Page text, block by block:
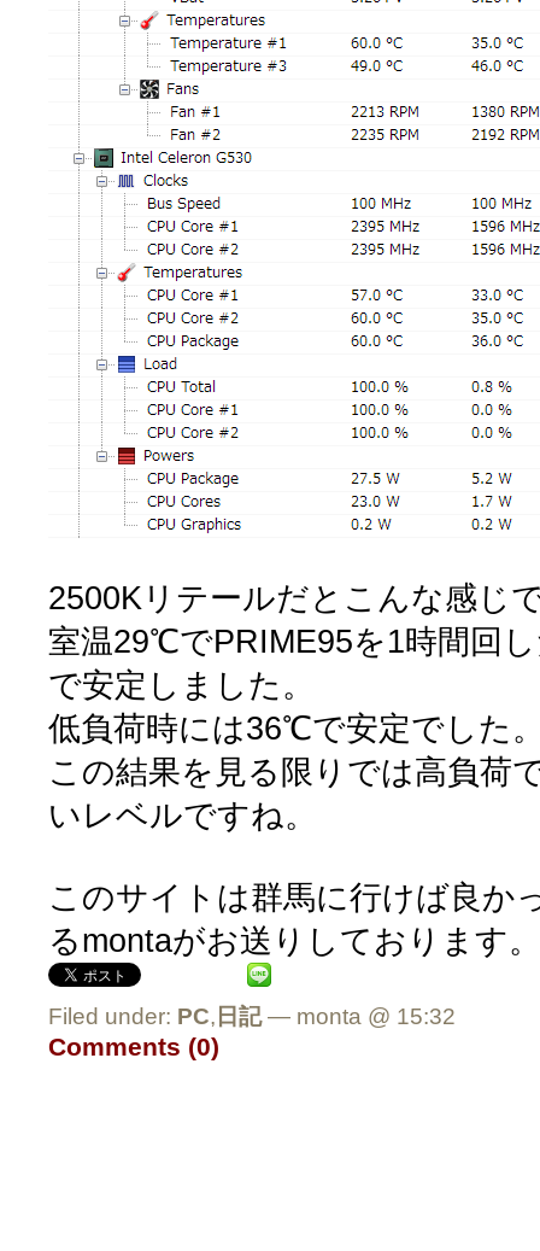
2500Kリテールだとこんな感じ
室温29℃でPRIME95を1時間回
で安定しました。
低負荷時には36℃で安定でした
この結果を見る限りでは高負荷
いレベルですね。
このサイトは群馬に行けば良か
るmontaがお送りしております。
Filed under: PC, 日記— monta @ 15:32
Comments (0)